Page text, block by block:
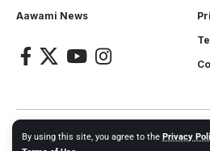
By using this site, you agree to the Privacy
Aawami News
2024- All Rights Reserved.Live 7 tv.